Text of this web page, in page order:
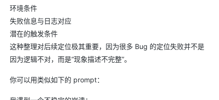
环境条件
失败信息与日志对应
潜在的触发条件
这种整理对后续定位极其重要，因为很多 Bug 的定位失败并不是
因为逻辑不对，而是“现象描述不完整”。
你可以用类似如下的 prompt：